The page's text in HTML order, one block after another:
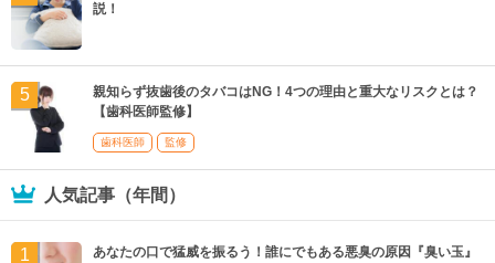
説！
親知らず抜歯後のタバコはNG！4つの理由と重大なリスクとは？
【歯科医師監修】
歯科医師 監修
人気記事（年間）
あなたの口で猛威を振るう！誰にでもある悪臭の原因『臭い玉』